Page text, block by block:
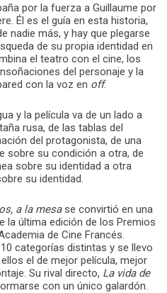
por la fuerza a Guillaume por
Él es el guía en esta historia,
nadie más, y hay que plegarse
de su propia identidad en
el teatro con el cine, los
del personaje y la
con la voz en off.
y la película va de un lado a
rusa, de las tablas del
del protagonista, de una
sobre su condición a otra, de
sobre su identidad a otra
su identidad.
a la mesase convirtió en una
la última edición de los Premios
de Cine Francés.
categorías distintas y se llevo
el de mejor película, mejor
Su rival directo, La vida de
con un único galardón.